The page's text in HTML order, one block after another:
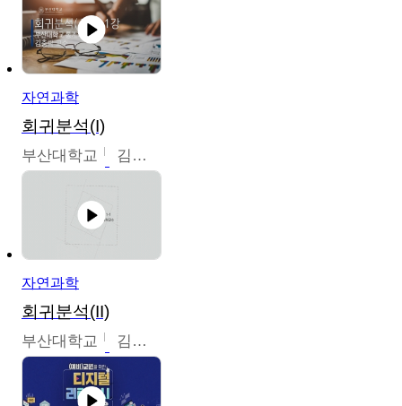
자연과학
회귀분석(I)
부산대학교 김충락
자연과학
회귀분석(II)
부산대학교 김충락